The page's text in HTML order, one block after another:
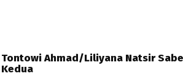
Tontowi Ahmad/Liliyana Natsir
Kedua